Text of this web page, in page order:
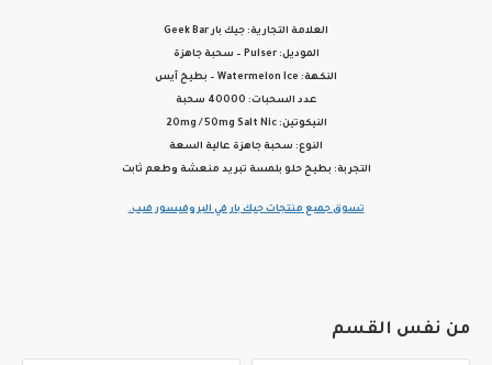
العلامة التجارية: جيك بار Geek Bar
الموديل: Pulser – سحبة جاهزة
النكهة:
عدد السحبات:
النيكوتين: 20mg / 50mg Salt Nic
النوع: سحبة جاهزة عالية السعة
التجربة: بطيخ حلو بلمسة تبريد منعشة وطعم ثابت
تسوق جميع منتجات جيك بار في البروفيسور فيب.
من نفس القسم